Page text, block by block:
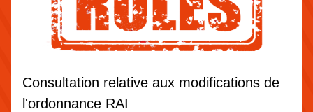
Consultation relative aux modifications de
l'ordonnance RAI